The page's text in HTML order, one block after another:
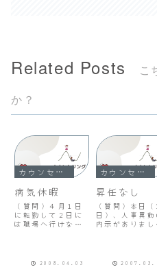
Related Posts
こ
か？
カウンセリング
病気休暇
（質問）４月１日
に転勤して２日に
は職場へ行けなく
た。先生と相談し
たところ、「人生
2008.04.03
カウンセリング
昇任なし
（質問）本日
日）、人事異動
内示がありまし
いましたが、結
局、昇任はしま